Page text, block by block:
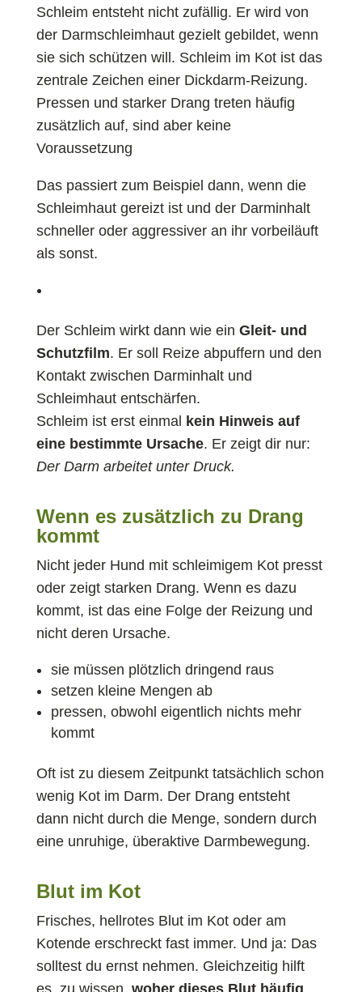
Schleim entsteht nicht zufällig. Er wird von
der Darmschleimhaut gezielt gebildet, wenn
sie sich schützen will. Schleim im Kot ist das
zentrale Zeichen einer Dickdarm-Reizung.
Pressen und starker Drang treten häufig
zusätzlich auf, sind aber keine
Voraussetzung
Das passiert zum Beispiel dann, wenn die
Schleimhaut gereizt ist und der Darminhalt
schneller oder aggressiver an ihr vorbeiläuft
als sonst.
Der Schleim wirkt dann wie ein Gleit- und
Schutzfilm. Er soll Reize abpuffern und den
Kontakt zwischen Darminhalt und
Schleimhaut entschärfen.
Schleim ist erst einmal kein Hinweis auf
eine bestimmte Ursache. Er zeigt dir nur:
Der Darm arbeitet unter Druck.
Wenn es zusätzlich zu Drang
kommt
Nicht jeder Hund mit schleimigem Kot presst
oder zeigt starken Drang. Wenn es dazu
kommt, ist das eine Folge der Reizung und
nicht deren Ursache.
sie müssen plötzlich dringend raus
setzen kleine Mengen ab
pressen, obwohl eigentlich nichts mehr
kommt
Oft ist zu diesem Zeitpunkt tatsächlich schon
wenig Kot im Darm. Der Drang entsteht
dann nicht durch die Menge, sondern durch
eine unruhige, überaktive Darmbewegung.
Blut im Kot
Frisches, hellrotes Blut im Kot oder am
Kotende erschreckt fast immer. Und ja: Das
solltest du ernst nehmen. Gleichzeitig hilft
es, zu wissen, woher dieses Blut häufig